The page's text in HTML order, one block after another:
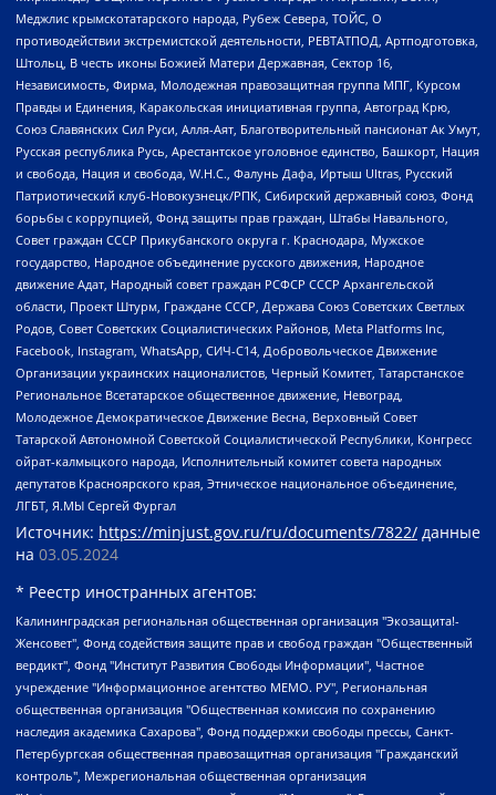
Меджлис крымскотатарского народа, Рубеж Севера, ТОЙС, О
противодействии экстремистской деятельности, РЕВТАТПОД, Артподготовка,
Штольц, В честь иконы Божией Матери Державная, Сектор 16,
Независимость, Фирма, Молодежная правозащитная группа МПГ, Курсом
Правды и Единения, Каракольская инициативная группа, Автоград Крю,
Союз Славянских Сил Руси, Алля-Аят, Благотворительный пансионат Ак Умут,
Русская республика Русь, Арестантское уголовное единство, Башкорт, Нация
и свобода, Нация и свобода, W.H.С., Фалунь Дафа, Иртыш Ultras, Русский
Патриотический клуб-Новокузнецк/РПК, Сибирский державный союз, Фонд
борьбы с коррупцией, Фонд защиты прав граждан, Штабы Навального,
Совет граждан СССР Прикубанского округа г. Краснодара, Мужское
государство, Народное объединение русского движения, Народное
движение Адат, Народный совет граждан РСФСР СССР Архангельской
области, Проект Штурм, Граждане СССР, Держава Союз Советских Светлых
Родов, Совет Советских Социалистических Районов, Meta Platforms Inc,
Facebook, Instagram, WhatsApp, СИЧ-С14, Добровольческое Движение
Организации украинских националистов, Черный Комитет, Татарстанское
Региональное Всетатарское общественное движение, Невоград,
Молодежное Демократическое Движение Весна, Верховный Совет
Татарской Автономной Советской Социалистической Республики, Конгресс
ойрат-калмыцкого народа, Исполнительный комитет совета народных
депутатов Красноярского края, Этническое национальное объединение,
ЛГБТ, Я.МЫ Сергей Фургал
Источник: https://minjust.gov.ru/ru/documents/7822/ данные
на 03.05.2024
* Реестр иностранных агентов:
Калининградская региональная общественная организация "Экозащита!-Женсовет", Фонд содействия защите прав и свобод граждан "Общественный вердикт", Фонд "Институт Развития Свободы Информации", Частное учреждение "Информационное агентство МЕМО. РУ", Региональная общественная организация "Общественная комиссия по сохранению наследия академика Сахарова", Фонд поддержки свободы прессы, Санкт-Петербургская общественная правозащитная организация "Гражданский контроль", Межрегиональная общественная организация "Информационно-просветительский центр "Мемориал", Региональный Фонд "Центр Защиты Прав Средств Массовой Информации", с 05.12.2023 Фонд "Центр Защиты Прав Средств массовой информации", Региональная общественная благотворительная организация помощи беженцам и мигрантам "Гражданское содействие", Негосударственное образовательное учреждение дополнительного профессионального образования (повышение квалификации) специалистов "АКАДЕМИЯ ПО ПРАВАМ ЧЕЛОВЕКА", Свердловская региональная общественная организация "Сутяжник", Автономная некоммерческая организация "Центр независимых социологических исследований", Союз общественных объединений "Российский исследовательский центр по правам человека", Региональное общественное учреждение научно-информационный центр "МЕМОРИАЛ", Некоммерческая организация "Фонд защиты гласности", Автономная некоммерческая организация "Институт прав человека", Городская общественная организация "Екатеринбургское общество "МЕМОРИАЛ", Городская общественная организация "Рязанское историко-просветительское и правозащитное общество "Мемориал" (Рязанский Мемориал), Челябинский региональный орган общественной самодеятельности – женское общественное объединение "Женщины Евразии", Челябинский региональный орган общественной самодеятельности "Уральская правозащитная группа", Фонд содействия защите здоровья и социальной справедливости имени Андрея Рылькова, Автономная Некоммерческая Организация "Аналитический Центр Юрия Левады", Автономная некоммерческая организация социальной поддержки населения "Проект Апрель", Региональная общественная организация помощи женщинам и детям, находящимся в кризисной ситуации "Информационно-методический центр "Анна", Фонд содействия развитию массовых коммуникаций и правовому просвещению "Так-так-Так", Фонд содействия устойчивому развитию "Серебряная тайга", Свердловский региональный общественный фонд социальных проектов "Новое время", "Idel.Реалии", Кавказ.Реалии, Крым.Реалии, Телеканал Настоящее Время, Татаро-башкирская служба Радио Свобода (Azatliq Radiosi), Радио Свободная Европа/Радио Свобода (PCE/PC), "Сибирь.Реалии", "Фактограф", Благотворительный фонд помощи осужденным и их семьям, Автономная некоммерческая организация "Институт глобализации и социальных движений", Фонд "В защиту прав заключенных", Частное учреждение "Центр поддержки и содействия развитию средств массовой информации", Пензенский региональный общественный благотворительный фонд "Гражданский союз", "Север.Реалии", Некоммерческая организация Фонд "Правовая инициатива", Общество с ограниченной ответственностью "Радио Свободная Европа/Радио Свобода", Чешское информационное агентство "MEDIUM-ORIENT", Красноярская региональная общественная организация "Мы против СПИДа", Камалягин Денис Николаевич, Маркелов Сергей Евгеньевич, Пономарев Лев Александрович, Савицкая Людмила Алексеевна, Автономная некоммерческая организация "Центр по работе с проблемой насилия "НАСИЛИЮ.НЕТ", Межрегиональный профессиональный союз работников здравоохранения "Альянс врачей", Юридическое лицо, зарегистрированное в Латвийской Республике, SIA "Medusa Project" (регистрационный номер 40103797863, дата регистрации 10.06.2014), Некоммерческая организация "Фонд по борьбе с коррупцией", Автономная некоммерческая организация "Институт права и публичной политики", Баданин Роман Сергеевич, Гликин Максим Александрович, Железнова Мария Михайловна, Лукьянова Юлия Сергеевна, Маетная Елизавета Витальевна, Маняхин Петр Борисович, Чуракова Ольга Владимировна, Ярош Юлия Петровна, Юридическое лицо "The Insider SIA", зарегистрированное в Риге, Латвийская Республика (дата регистрации 26.06.2015), являющееся администратором доменного имени интернет-издания "The Insider SIA", https://theins.ru, Постернак Алексей Евгеньевич, Рубин Михаил Аркадьевич, Анин Роман Александрович, Юридическое лицо Istories fonds, зарегистрированное в Латвийской Республике (регистрационный номер 50008295751, дата регистрации 24.02.2020), Великовский Дмитрий Александрович, Долинина Ирина Николаевна, Мароховская Алеся Алексеевна, Шлейнов Роман Юрьевич, Шмагун Олеся Валентиновна, Общество с ограниченной ответственностью "Альтаир 2021", Общество с ограниченной ответственностью "Вега 2021", Общество с ограниченной ответственностью "Главный редактор 2021", Общество с ограниченной ответственностью "Ромашки монолит", Важенков Артем Валерьевич, Ивановская областная общественная организация "Центр гендерных исследований", Гурман Юрий Альбертович, Медиапроект "ОВД-Инфо", Егоров Владимир Владимирович, Жилинский Владимир Александрович, Общество с ограниченной ответственностью "ЗП", Иванова София Юрьевна, Карезина Инна Павловна, Кильтау Екатерина Викторовна, Петров Алексей Викторович, Пискунов Сергей Евгеньевич, Смирнов Сергей Сергеевич, Тихонов Михаил Сергеевич, Общество с ограниченной ответственностью "ЖУРНАЛИСТ-ИНОСТРАННЫЙ АГЕНТ", Арапова Галина Юрьевна, Вольтская Татьяна Анатольевна, Американская компания "Mason G.E.S. Anonymous Foundation" (США), являющаяся владельцем интернет-издания https://mnews.world/, Компания "Stichting Bellingcat", зарегистрированная в Нидерландах (дата регистрации 11.07.2018), Захаров Андрей Вячеславович, Клепиковская Екатерина Дмитриевна, Общество с ограниченной ответственностью "МЕМО", Перл Роман Александрович, Симонов Евгений Алексеевич, Соловьева Елена Анатольевна, Сотников Даниил Владимирович, Сурначева Елизавета Дмитриевна, Автономная некоммерческая организация по защите прав человека и информированию населения "Якутия – Наше Мнение", Общество с ограниченной ответственностью "Москоу диджитал медиа", с 26.01.2023 Общество с ограниченной ответственностью "Чайка Белые сады", Ветошкина Валерия Валерьевна, Заговора Максим Александрович, Межрегиональное общественное движение "Российская ЛГБТ - сеть", Оленичев Максим Владимирович, Павлов Иван Юрьевич, Скворцова Елена Сергеевна, Общество с ограниченной ответственностью "Как бы инагент", Кочетков Игорь Викторович, Общество с ограниченной ответственностью "Честные выборы", Еланчик Олег Александрович, Общество с ограниченной ответственностью "Нобелевский призыв", Гималова Регина Эмилевна, Григорьев Андрей Валерьевич, Григорьева Алина Александровна, Ассоциация по содействию защите прав призывников, альтернативнослужащих и военнослужащих "Правозащитная группа "Гражданин.Армия.Право", Хисамова Регина Фаритовна, Автономная некоммерческая организация по реализации социально-правовых программ "Лилит", Дальневосточное общественное движение "Маяк", Санкт-Петербургская ЛГБТ-инициативная группа "Выход", Инициативная группа ЛГБТ+ "Реверс", Алексеев Андрей Викторович, Бекбулатова Таисия Львовна, Беляев Иван Михайлович, Владыкина Елена Сергеевна, Гельман Марат Александрович, Никульшина Вероника Юрьевна, Толоконникова Надежда Андреевна, Шендерович Виктор Анатольевич, Общество с ограниченной ответственностью "Данное сообщение", Общество с ограниченной ответственностью Издательский дом "Новая глава", Айнбиндер Александра Александровна, Московский комьюнити-центр для ЛГБТ+инициатив, Благотворительный фонд развития филантропии, Deutsche Welle (Германия, Kurt-Schumacher-Strasse 3, 53113 Bonn), Борзунова Мария Михайловна, Воробьев Виктор Викторович, Голубева Анна Львовна, Константинова Алла Михайловна, Малкова Ирина Владимировна, Мурадов Мурад Абдулгалимович, Осетинская Елизавета Николаевна, Понасенков Евгений Николаевич, Ганапольский Матвей Юрьевич, Киселев Евгений Алексеевич, Борухович Ирина Григорьевна, Дремин Иван Тимофеевич, Дубровский Дмитрий Викторович, Красноярская региональная общественная организация поддержки и развития альтернативных образовательных технологий и межкультурных коммуникаций "ИНТЕРРА", Маяковская Екатерина Алексеевна, Фейгин Марк Захарович, Филимонов Андрей Викторович, Дзугкоева Регина Николаевна, Доброхотов Роман Александрович, Дудь Юрий Александрович, Елкин Сергей Владимирович, Кругликов Кирилл Игоревич, Сабунаева Мария Леонидовна, Семенов Алексей Владимирович, Шаинян Карен Багратович, Шульман Екатерина Михайловна, Асафьев Артур Валерьевич, Вахштайн Виктор Семенович, Венедиктов Алексей Алексеевич, Лушникова Екатерина Евгеньевна, Волков Леонид Михайлович, Невзоров Александр Глебович, Пархоменко Сергей Борисович, Сироткин Ярослав Николаевич, Кара-Мурза Владимир Владимирович, Баранова Наталья Владимировна, Гозман Леонид Яковлевич, Кагарлицкий Борис Юльевич, Климарев Михаил Валерьевич, Милов Владимир Станиславович, Автономная некоммерческая организация Краснодарский центр современного искусства "Типография", Моргенштерн Алишер Тагирович, Соболь Любовь Эдуардовна, Общество с ограниченной ответственностью "ЛИЗА НОРМ", Каспаров Гарри Кимович, Ходорковский Михаил Борисович, Общество с ограниченной ответственностью "Апрельские тезисы", Данилович Ирина Брониславовна, Кашин Олег Владимирович, Петров Николай Владимирович, Пивоваров Алексей Владимирович, Соколов Михаил Владимирович, Цветкова Юлия Владимировна, Чичваркин Евгений Александрович, Комитет против пыток/Команда против пыток, Общество с ограниченной ответственностью "Первый научный", Общество с ограниченной ответственностью "Вертолет и ко", Белоцерковская Вероника Борисовна, Кац Максим Евгеньевич, Лазарева Татьяна Юрьевна, Шаведдинов Руслан Табризович, Яшин Илья Валерьевич, Общество с ограниченной ответственностью "Иноагент ААВ", Алешковский Дмитрий Петрович, Альбац Евгения Марковна, Быков Дмитрий Львович, Галямина Юлия Евгеньевна, Лойко Сергей Леонидович, Мартынов Кирилл Константинович, Медведев Сергей Александрович, Крашенинников Федор Геннадиевич, Гордеева Катерина Вл